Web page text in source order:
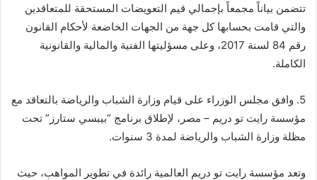
تتضمن بياناً مجمعاً بإجمالي قيم التعويضات المستحقة للمتعاقدين
والتي قامت بحسابها كل جهة من الجهات الخاضعة لأحكام القانون
رقم 84 لسنة 2017، وعلى مسؤليتها الفنية والمالية والقانونية
الكاملة.
5. وافق مجلس الوزراء على قيام وزارة الشباب والرياضة بالتعاقد مع
مؤسسة رايت تو دريم – مصر، لإطلاق برنامج “بيبسي ستارز” تحت
مظلة وزارة الشباب والرياضة لمدة 3 سنوات.
وتعد مؤسسة رايت تو دريم العالمية رائدة في تطوير المواهب، حيث